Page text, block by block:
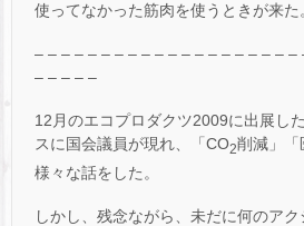
使ってなかった筋肉を使うときが来た
– – – – – – – – – – – – – – – – – – – –
– – – – –
12月のエコプロダクツ2009に出展し
スに国会議員が現れ、「CO2削減」「
様々な話をした。
しかし、残念ながら、未だに何のアク